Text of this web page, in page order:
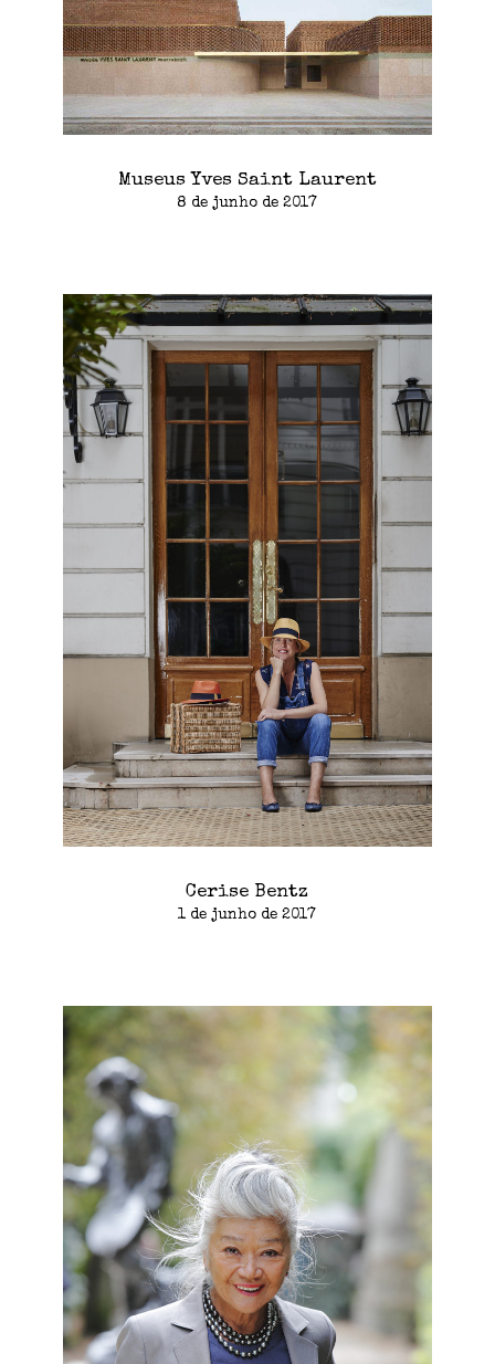
Museus Yves Saint Laurent
8 de junho de 2017
Cerise Bentz
1 de junho de 2017